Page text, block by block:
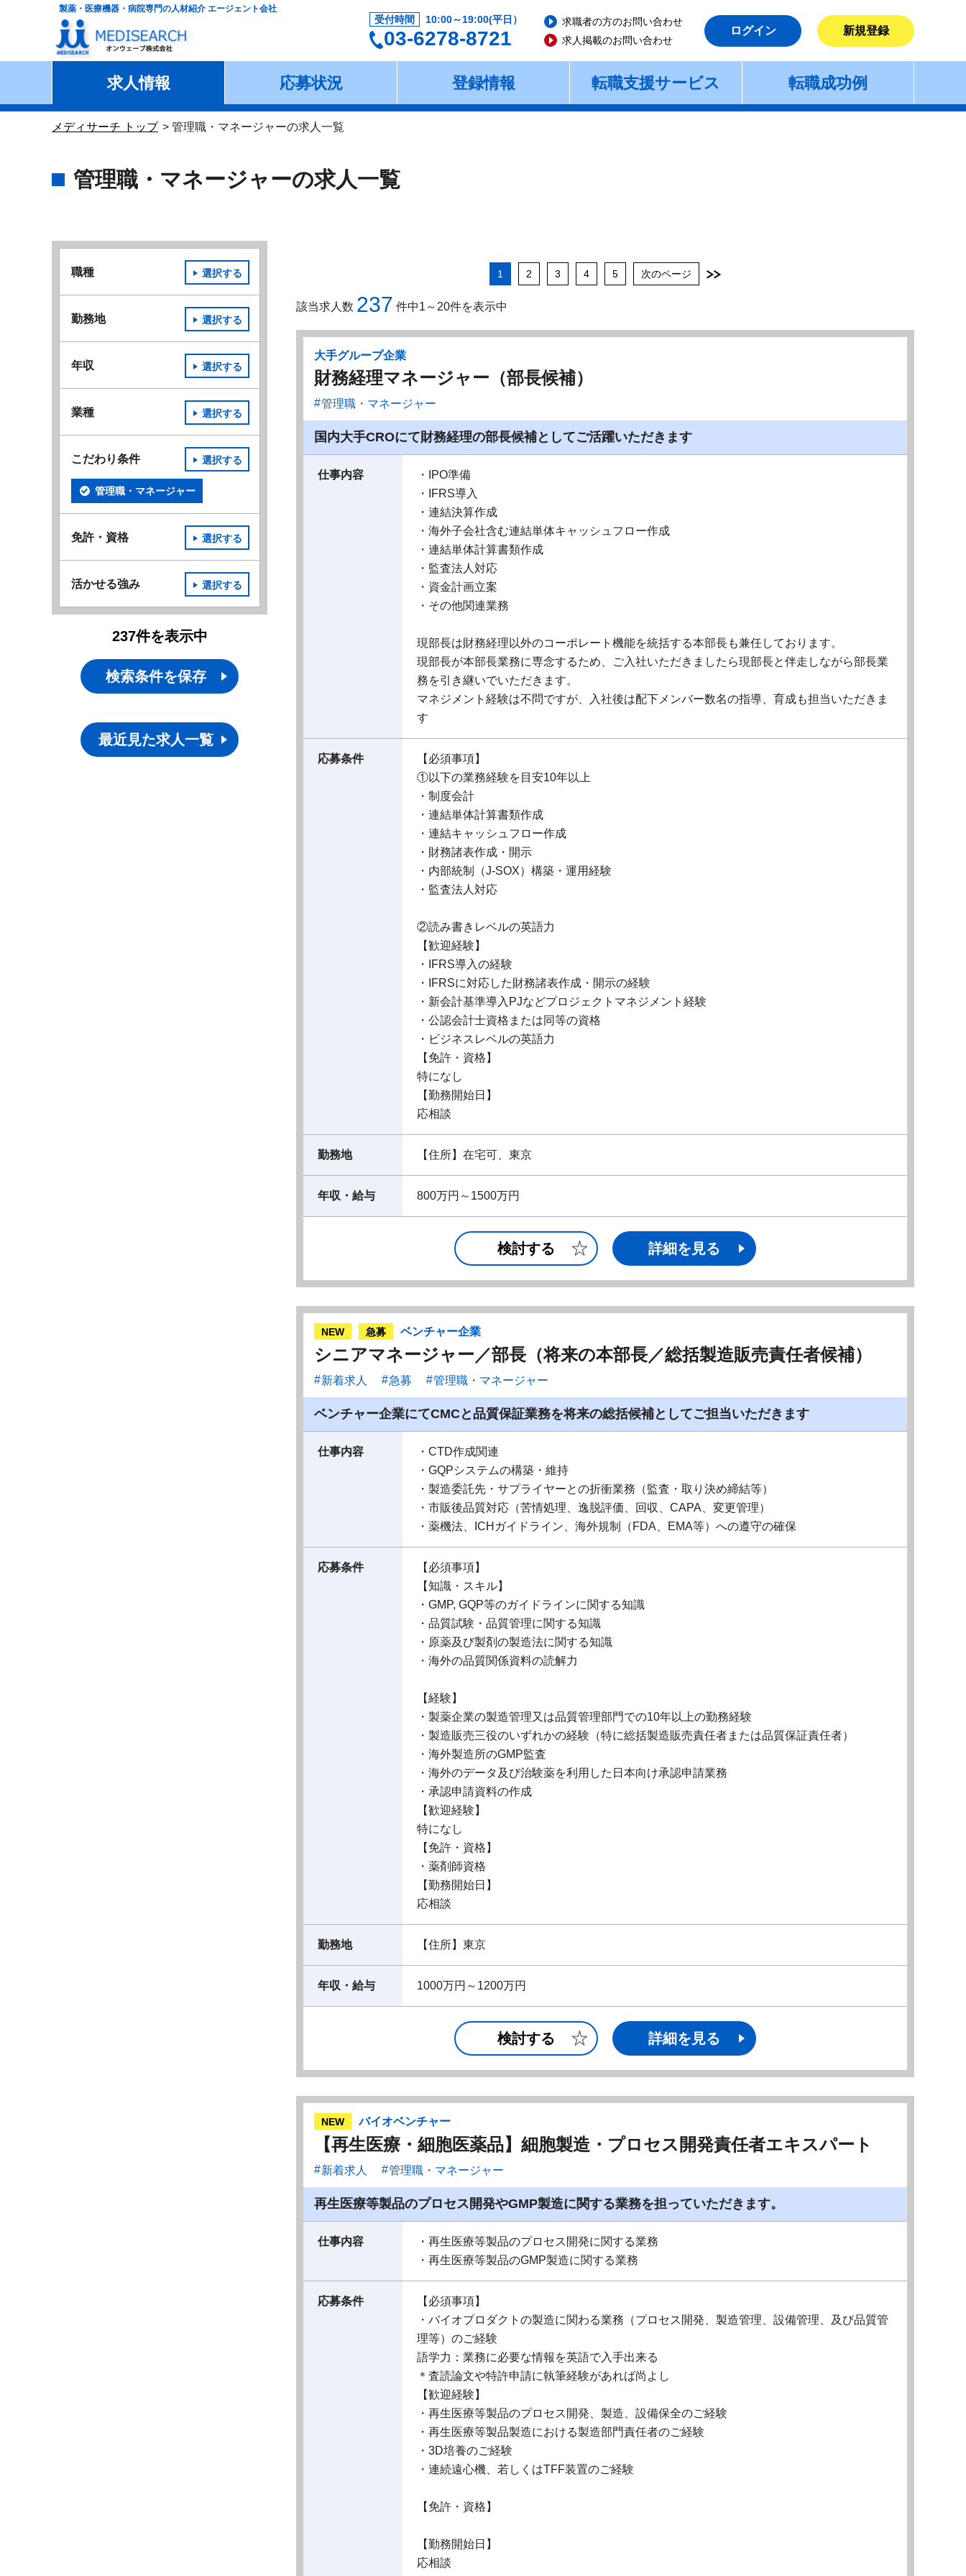
製薬・医療機器・病院専門の人材紹介 エージェント会社
受付時間 10:00～19:00(平日）
03-6278-8721
求職者の方のお問い合わせ
求人掲載のお問い合わせ
ログイン 新規登録
求人情報 応募状況 登録情報 転職支援サービス 転職成功例
メディサーチ トップ 管理職・マネージャーの求人一覧
管理職・マネージャーの求人一覧
1 2 3 4 5 次のページ
該当求人数 237 件中1～20件を表示中
大手グループ企業
財務経理マネージャー（部長候補）
管理職・マネージャー
国内大手CROにて財務経理の部長候補としてご活躍いただきます
仕事内容
・IPO準備
・IFRS導入
・連結決算作成
・海外子会社含む連結単体キャッシュフロー作成
・連結単体計算書類作成
・監査法人対応
・資金計画立案
・その他関連業務
現部長は財務経理以外のコーポレート機能を統括する本部長も兼任しております。
現部長が本部長業務に専念するため、ご入社いただきましたら現部長と伴走しながら部長業
務を引き継いでいただきます。
マネジメント経験は不問ですが、入社後は配下メンバー数名の指導、育成も担当いただきま
す
応募条件
【必須事項】
①以下の業務経験を目安10年以上
・制度会計
・連結単体計算書類作成
・連結キャッシュフロー作成
・財務諸表作成・開示
・内部統制（J-SOX）構築・運用経験
・監査法人対応
②読み書きレベルの英語力
【歓迎経験】
・IFRS導入の経験
・IFRSに対応した財務諸表作成・開示の経験
・新会計基準導入PJなどプロジェクトマネジメント経験
・公認会計士資格または同等の資格
・ビジネスレベルの英語力
【免許・資格】
特になし
【勤務開始日】
応相談
勤務地 【住所】在宅可、東京
年収・給与 800万円～1500万円
検討する 詳細を見る
NEW 急募 ベンチャー企業
シニアマネージャー／部長（将来の本部長／総括製造販売責任者候補）
新着求人 急募 管理職・マネージャー
ベンチャー企業にてCMCと品質保証業務を将来の総括候補としてご担当いただきます
仕事内容
・CTD作成関連
・GQPシステムの構築・維持
・製造委託先・サプライヤーとの折衝業務（監査・取り決め締結等）
・市販後品質対応（苦情処理、逸脱評価、回収、CAPA、変更管理）
・薬機法、ICHガイドライン、海外規制（FDA、EMA等）への遵守の確保
応募条件
【必須事項】
【知識・スキル】
・GMP, GQP等のガイドラインに関する知識
・品質試験・品質管理に関する知識
・原薬及び製剤の製造法に関する知識
・海外の品質関係資料の読解力
【経験】
・製薬企業の製造管理又は品質管理部門での10年以上の勤務経験
・製造販売三役のいずれかの経験（特に総括製造販売責任者または品質保証責任者）
・海外製造所のGMP監査
・海外のデータ及び治験薬を利用した日本向け承認申請業務
・承認申請資料の作成
【歓迎経験】
特になし
【免許・資格】
・薬剤師資格
【勤務開始日】
応相談
勤務地 【住所】東京
年収・給与 1000万円～1200万円
検討する 詳細を見る
NEW バイオベンチャー
【再生医療・細胞医薬品】細胞製造・プロセス開発責任者エキスパート
新着求人 管理職・マネージャー
再生医療等製品のプロセス開発やGMP製造に関する業務を担っていただきます。
仕事内容
・再生医療等製品のプロセス開発に関する業務
・再生医療等製品のGMP製造に関する業務
応募条件
【必須事項】
・バイオプロダクトの製造に関わる業務（プロセス開発、製造管理、設備管理、及び品質管
理等）のご経験
語学力：業務に必要な情報を英語で入手出来る
＊査読論文や特許申請に執筆経験があれば尚よし
【歓迎経験】
・再生医療等製品のプロセス開発、製造、設備保全のご経験
・再生医療等製品製造における製造部門責任者のご経験
・3D培養のご経験
・連続遠心機、若しくはTFF装置のご経験
【免許・資格】
【勤務開始日】
応相談
職種 選択する
勤務地 選択する
年収 選択する
業種 選択する
こだわり条件 選択する
管理職・マネージャー
免許・資格 選択する
活かせる強み 選択する
237件を表示中
検索条件を保存
最近見た求人一覧